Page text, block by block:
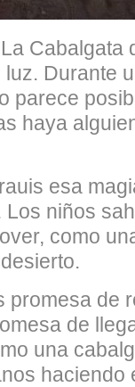
Cabalgata
Durante
parece
haya
esa
niños
como
promesa de
de
una
haciendo